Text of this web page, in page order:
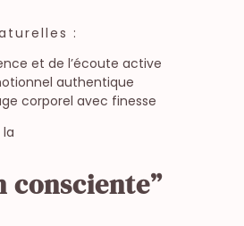
:
et de l’écoute active
authentique
corporel avec finesse
consciente